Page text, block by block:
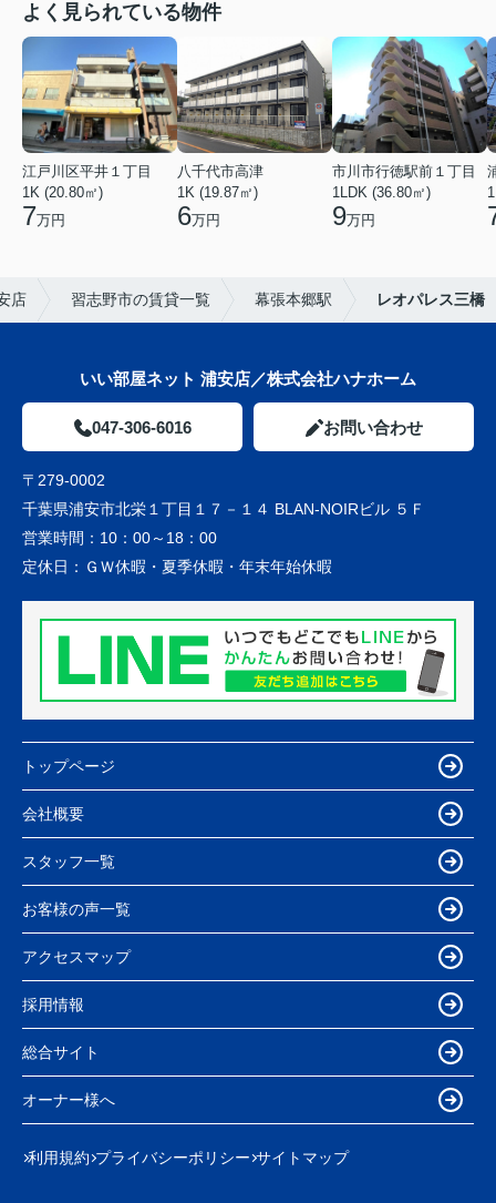
よく見られている物件
江戸川区平井１丁目
1K (20.80㎡)
7万円
八千代市高津
1K (19.87㎡)
6万円
市川市行徳駅前１丁目
1LDK (36.80㎡)
9万円
店 習志野市の賃貸一覧 幕張本郷駅 レオパレス三橋
いい部屋ネット 浦安店／株式会社ハナホーム
047-306-6016 お問い合わせ
〒279-0002
千葉県浦安市北栄１丁目１７－１４ BLAN-NOIRビル ５Ｆ
営業時間： 10：00～18：00
定休日： ＧＷ休暇・夏季休暇・年末年始休暇
トップページ
会社概要
スタッフ一覧
お客様の声一覧
アクセスマップ
採用情報
総合サイト
オーナー様へ
利用規約 プライバシーポリシー サイトマップ